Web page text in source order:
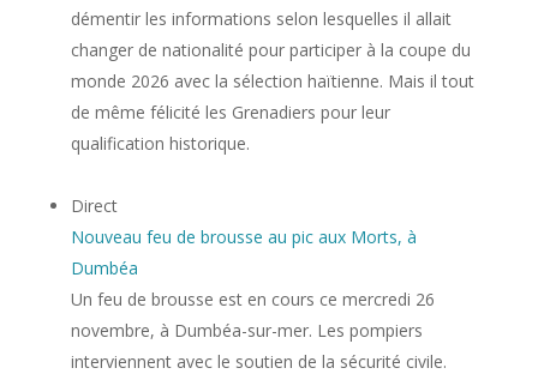
démentir les informations selon lesquelles il allait
changer de nationalité pour participer à la coupe du
monde 2026 avec la sélection haïtienne. Mais il tout
de même félicité les Grenadiers pour leur
qualification historique.
Direct
Nouveau feu de brousse au pic aux Morts, à
Dumbéa
Un feu de brousse est en cours ce mercredi 26
novembre, à Dumbéa-sur-mer. Les pompiers
interviennent avec le soutien de la sécurité civile.